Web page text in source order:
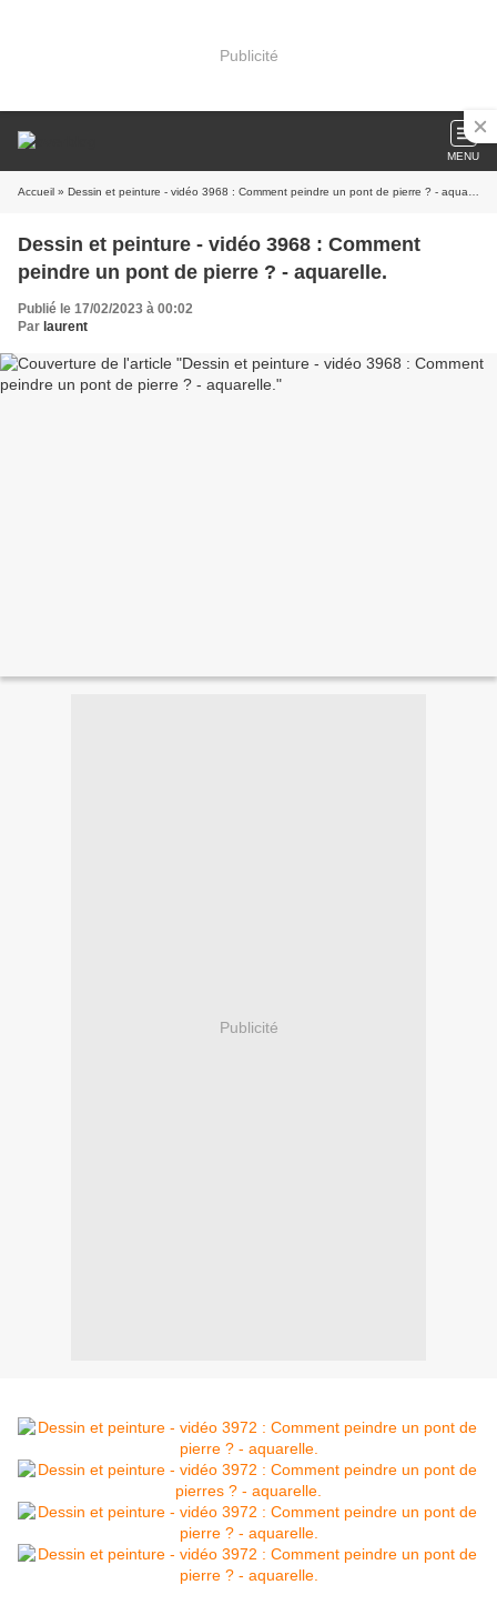
Publicité
MENU
Accueil » Dessin et peinture - vidéo 3968 : Comment peindre un pont de pierre ? - aquarelle.
Dessin et peinture - vidéo 3968 : Comment
peindre un pont de pierre ? - aquarelle.
Publié le 17/02/2023 à 00:02
Par laurent
Publicité